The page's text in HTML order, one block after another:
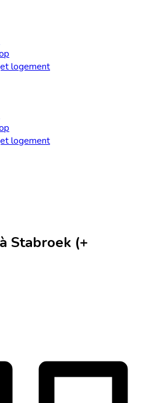
logement
logement
Stabroek (+